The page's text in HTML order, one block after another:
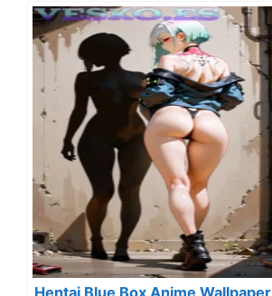
Hentai Blue Box Anime Wallpaper